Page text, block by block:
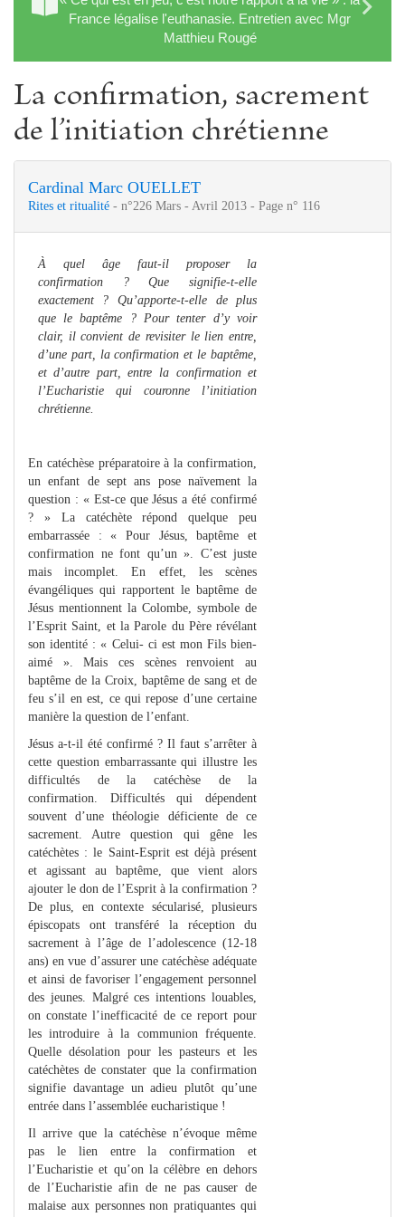
France légalise l'euthanasie. Entretien avec Mgr
Matthieu Rougé
La confirmation, sacrement
de l’initiation chrétienne
Cardinal Marc OUELLET
Rites et ritualité - n°226 Mars - Avril 2013 - Page n° 116
À quel âge faut-il proposer la
confirmation ? Que signifie-t-elle
exactement ? Qu’apporte-t-elle de plus
que le baptême ? Pour tenter d’y voir
clair, il convient de revisiter le lien entre,
d’une part, la confirmation et le baptême,
et d’autre part, entre la confirmation et
l’Eucharistie qui couronne l’initiation
chrétienne.
En catéchèse préparatoire à la confirmation,
un enfant de sept ans pose naïvement la
question : « Est-ce que Jésus a été confirmé
? » La catéchète répond quelque peu
embarrassée : « Pour Jésus, baptême et
confirmation ne font qu’un ». C’est juste
mais incomplet. En effet, les scènes
évangéliques qui rapportent le baptême de
Jésus mentionnent la Colombe, symbole de
l’Esprit Saint, et la Parole du Père révélant
son identité : « Celui- ci est mon Fils bien-
aimé ». Mais ces scènes renvoient au
baptême de la Croix, baptême de sang et de
feu s’il en est, ce qui repose d’une certaine
manière la question de l’enfant.
Jésus a-t-il été confirmé ? Il faut s’arrêter à
cette question embarrassante qui illustre les
difficultés de la catéchèse de la
confirmation. Difficultés qui dépendent
souvent d’une théologie déficiente de ce
sacrement. Autre question qui gêne les
catéchètes : le Saint-Esprit est déjà présent
et agissant au baptême, que vient alors
ajouter le don de l’Esprit à la confirmation ?
De plus, en contexte sécularisé, plusieurs
épiscopats ont transféré la réception du
sacrement à l’âge de l’adolescence (12-18
ans) en vue d’assurer une catéchèse adéquate
et ainsi de favoriser l’engagement personnel
des jeunes. Malgré ces intentions louables,
on constate l’inefficacité de ce report pour
les introduire à la communion fréquente.
Quelle désolation pour les pasteurs et les
catéchètes de constater que la confirmation
signifie davantage un adieu plutôt qu’une
entrée dans l’assemblée eucharistique !
Il arrive que la catéchèse n’évoque même
pas le lien entre la confirmation et
l’Eucharistie et qu’on la célèbre en dehors
de l’Eucharistie afin de ne pas causer de
malaise aux personnes non pratiquantes qui